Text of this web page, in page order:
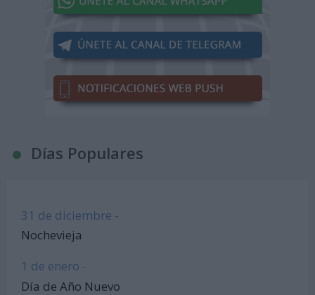
Días Populares
31 de diciembre -
Nochevieja
1 de enero -
Día de Año Nuevo